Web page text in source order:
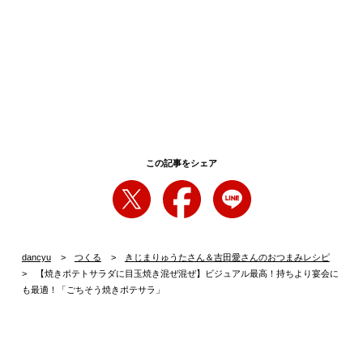
この記事をシェア
dancyu つくる
きじまりゅうたさん＆吉田愛さんのおつまみレシピ
【焼きポテトサラダに目玉焼き混ぜ混ぜ】ビジュアル最高！持ちより宴会に
も最適！「ごちそう焼きポテサラ」